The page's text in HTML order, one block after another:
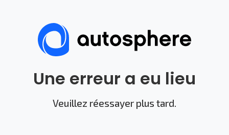
Une erreur a eu lieu
Veuillez réessayer plus tard.